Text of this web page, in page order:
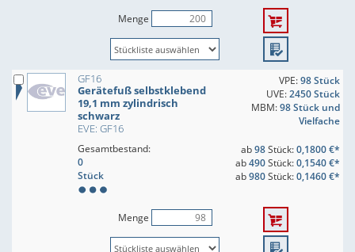
Menge
GF16
Gerätefuß selbstklebend
19,1 mm zylindrisch
schwarz
EVE: GF16
VPE:98 Stück
UVE:2450 Stück
MBM:98 Stück und
Vielfache
Gesamtbestand:
0
Stück
ab98Stück:0,1800 €*
ab490Stück:0,1540 €*
ab980Stück:0,1460 €*
Menge